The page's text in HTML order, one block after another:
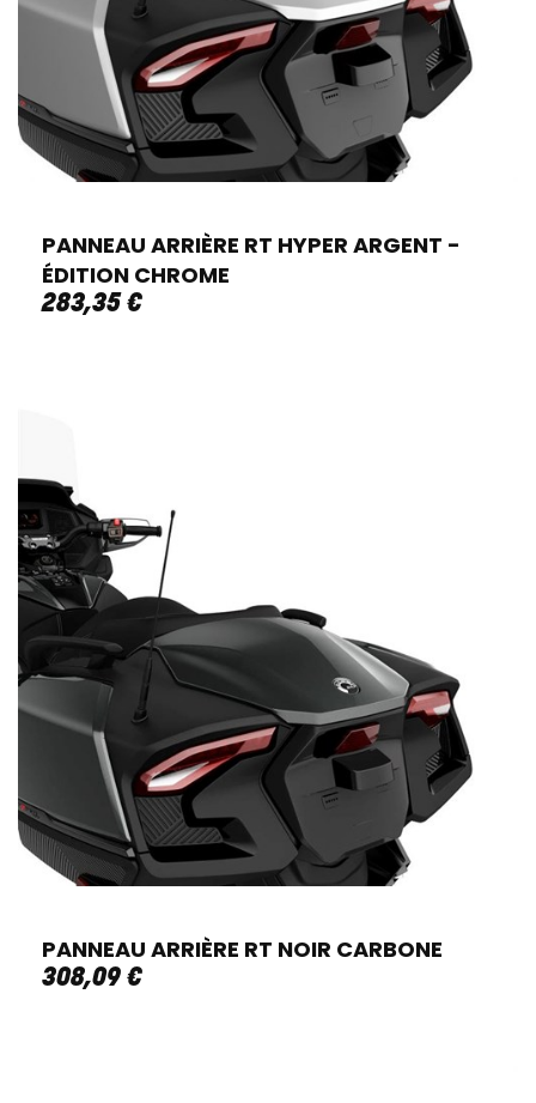
PANNEAU ARRIÈRE RT HYPER ARGENT -
ÉDITION CHROME
283,35 €
PANNEAU ARRIÈRE RT NOIR CARBONE
308,09 €